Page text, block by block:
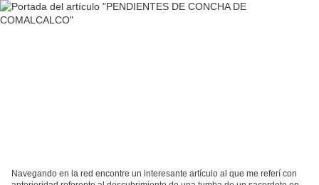
Navegando en la red encontre un interesante artículo al que me referí con